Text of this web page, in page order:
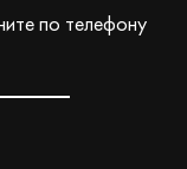
по телефону